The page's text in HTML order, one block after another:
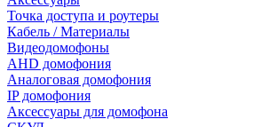
Точка доступа и роутеры
Кабель / Материалы
Видеодомофоны
AHD домофония
Аналоговая домофония
IP домофония
Аксессуары для домофона